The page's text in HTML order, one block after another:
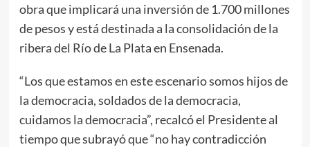
obra que implicará una inversión de 1.700 millones
de pesos y está destinada a la consolidación de la
ribera del Río de La Plata en Ensenada.
“Los que estamos en este escenario somos hijos de
la democracia, soldados de la democracia,
cuidamos la democracia”, recalcó el Presidente al
tiempo que subrayó que “no hay contradicción